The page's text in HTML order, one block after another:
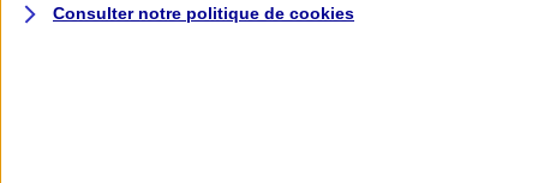
Consulter notre politique de cookies